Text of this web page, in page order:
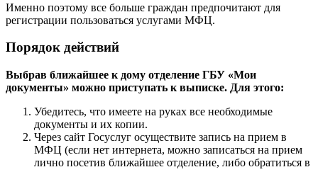
Именно поэтому все больше граждан предпочитают для
регистрации пользоваться услугами МФЦ.
Порядок действий
Выбрав ближайшее к дому отделение ГБУ «Мои
документы» можно приступать к выписке. Для этого:
Убедитесь, что имеете на руках все необходимые
документы и их копии.
Через сайт Госуслуг осуществите запись на прием в
МФЦ (если нет интернета, можно записаться на прием
лично посетив ближайшее отделение, либо обратиться в